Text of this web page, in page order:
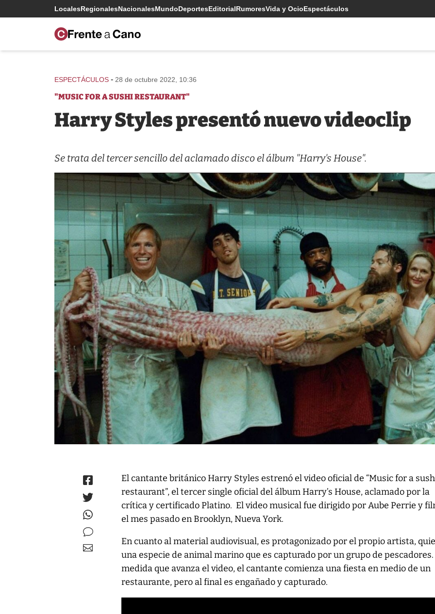
LocalesRegionalesNacionalesMundoDeportesEditorialRumoresVida y OcioEspectáculos
ESPECTÁCULOS - 28 de octubre 2022, 10:36
"MUSIC FOR A SUSHI RESTAURANT"
Harry Styles presentó nuevo videoclip
Se trata del tercer sencillo del aclamado disco el álbum "Harry's House".
El cantante británico Harry Styles estrenó el video oficial de “Music for a
restaurant”, el tercer single oficial del álbum Harry’s House, aclamado por la
crítica y certificado Platino. El video musical fue dirigido por Aube Perrie y
el mes pasado en Brooklyn, Nueva York.
En cuanto al material audiovisual, es protagonizado por el propio artista,
una especie de animal marino que es capturado por un grupo de
medida que avanza el video, el cantante comienza una fiesta en medio de un
restaurante, pero al final es engañado y capturado.